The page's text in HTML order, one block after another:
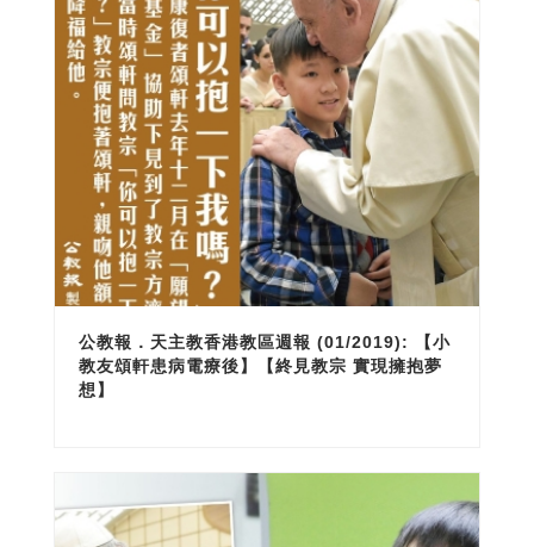
公教報．天主教香港教區週報 (01/2019): 【小
教友頌軒患病電療後】【終見教宗 實現擁抱夢
想】